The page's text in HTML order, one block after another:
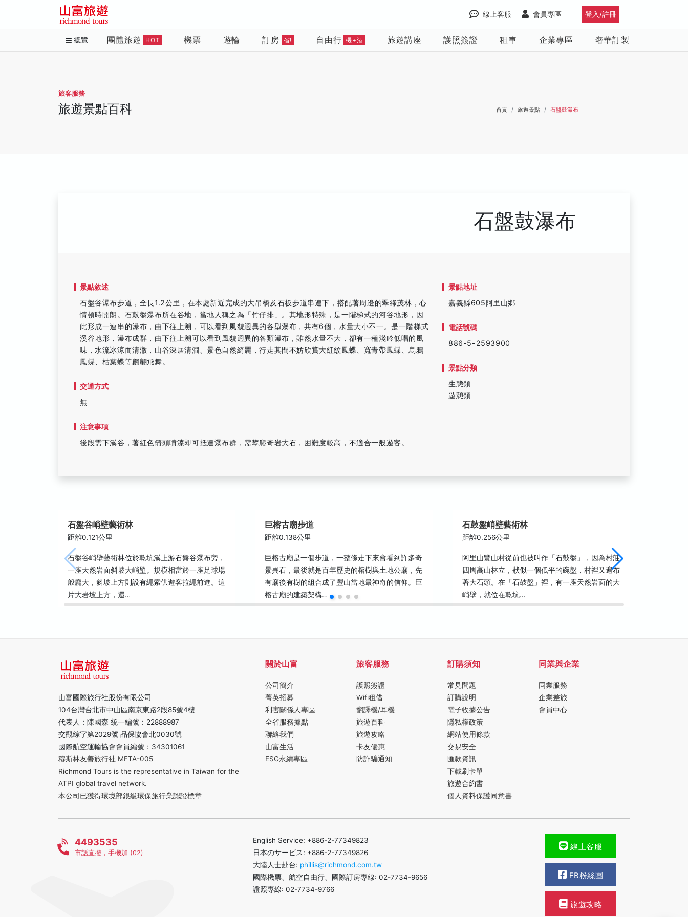
登入/註冊
會員專區
線上客服
總覽 團體旅遊 HOT 機票 遊輪 訂房 省! 自由行 機+酒 旅遊講座 護照簽證 租車 企業專區 奢華訂製
旅客服務
旅遊景點百科 首頁 旅遊景點 石盤鼓瀑布
石盤鼓瀑布
景點敘述
石盤谷瀑布步道，全長1.2公里，在本處新近完成的大吊橋及石板步道串連下，搭配著周邊的翠綠茂林，心
情頓時開朗。石鼓盤瀑布所在谷地，當地人稱之為「竹仔排」。其地形特殊，是一階梯式的河谷地形，因
此形成一連串的瀑布，由下往上溯，可以看到風貌迥異的各型瀑布，共有6個，水量大小不一。是一階梯式
溪谷地形，瀑布成群，由下往上溯可以看到風貌迥異的各類瀑布，雖然水量不大，卻有一種淺吟低唱的風
味，水流冰涼而清澈，山谷深居清澗、景色自然綺麗，行走其間不妨欣賞大紅紋鳳蝶、寬青帶鳳蝶、烏鴉
鳳蝶、枯葉蝶等翩翩飛舞。
交通方式
無
注意事項
後段需下溪谷，著紅色箭頭噴漆即可抵達瀑布群，需攀爬奇岩大石，困難度較高，不適合一般遊客。
景點地址
嘉義縣605阿里山鄉
電話號碼
886-5-2593900
景點分類
生態類
遊憩類
石盤谷峭壁藝術林
距離0.121公里
石盤谷峭壁藝術林位於乾坑溪上游石盤谷瀑布旁，
一座天然岩面斜坡大峭壁。規模相當於一座足球場
般龐大，斜坡上方則設有繩索供遊客拉繩前進。這
片大岩坡上方，還…
巨榕古廟步道
距離0.138公里
巨榕古廟是一個步道，一整條走下來會看到許多奇
景異石，最後就是百年歷史的榕樹與土地公廟，先
有廟後有樹的組合成了豐山當地最神奇的信仰。巨
榕古廟的建築架構…
石鼓盤峭壁藝術林
距離0.256公里
阿里山豐山村從前也被叫作「石鼓盤」，因為村莊
四周高山林立，狀似一個低平的碗盤，村裡又遍布
著大石頭。在「石鼓盤」裡，有一座天然岩面的大
峭壁，就位在乾坑…
山富國際旅行社股份有限公司
104台灣台北市中山區南京東路2段85號4樓
代表人：陳國森 統一編號：22888987
交觀綜字第2029號 品保協會北0030號
國際航空運輸協會會員編號：34301061
穆斯林友善旅行社 MFTA-005
Richmond Tours is the representative in Taiwan for the
ATPI global travel network.
本公司已獲得環境部銀級環保旅行業認證標章
關於山富
公司簡介
菁英招募
利害關係人專區
全省服務據點
聯絡我們
山富生活
ESG永續專區
旅客服務
護照簽證
Wifi租借
翻譯機/耳機
旅遊百科
旅遊攻略
卡友優惠
防詐騙通知
訂購須知
常見問題
訂購說明
電子收據公告
隱私權政策
網站使用條款
交易安全
匯款資訊
下載刷卡單
旅遊合約書
個人資料保護同意書
同業與企業
同業服務
企業差旅
會員中心
4493535
市話直撥，手機加 (02)
English Service: +886-2-77349823
日本のサービス: +886-2-77349826
大陸人士赴台: phillis@richmond.com.tw
國際機票、航空自由行、國際訂房專線: 02-7734-9656
證照專線: 02-7734-9766
線上客服
FB粉絲團
旅遊攻略